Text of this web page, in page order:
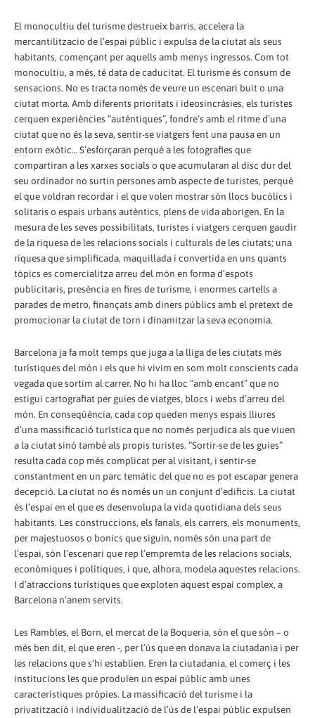
El monocultiu del turisme destrueix barris, accelera la
mercantilitzacio de l’espai públic i expulsa de la ciutat als seus
habitants, començant per aquells amb menys ingressos. Com tot
monocultiu, a més, té data de caducitat. El turisme és consum de
sensacions. No es tracta només de veure un escenari buit o una
ciutat morta. Amb diferents prioritats i ideosincràsies, els turistes
cerquen experiències “autèntiques”, fondre’s amb el ritme d’una
ciutat que no és la seva, sentir-se viatgers fent una pausa en un
entorn exòtic… S’esforçaran perquè a les fotografies que
compartiran a les xarxes socials o que acumularan al disc dur del
seu ordinador no surtin persones amb aspecte de turistes, perquè
el que voldran recordar i el que volen mostrar són llocs bucòlics i
solitaris o espais urbans autèntics, plens de vida aborigen. En la
mesura de les seves possibilitats, turistes i viatgers cerquen gaudir
de la riquesa de les relacions socials i culturals de les ciutats; una
riquesa que simplificada, maquillada i convertida en uns quants
tòpics es comercialitza arreu del món en forma d’espots
publicitaris, presència en fires de turisme, i enormes cartells a
parades de metro, finançats amb diners públics amb el pretext de
promocionar la ciutat de torn i dinamitzar la seva economia.
Barcelona ja fa molt temps que juga a la lliga de les ciutats més
turístiques del món i els que hi vivim en som molt conscients cada
vegada que sortim al carrer. No hi ha lloc “amb encant” que no
estigui cartografiat per guies de viatges, blocs i webs d’arreu del
món. En conseqüència, cada cop queden menys espais lliures
d’una massificació turística que no només perjudica als que viuen
a la ciutat sinó també als propis turistes. “Sortir-se de les guies”
resulta cada cop més complicat per al visitant, i sentir-se
constantment en un parc temàtic del que no es pot escapar genera
decepció. La ciutat no és només un un conjunt d’edificis. La ciutat
és l’espai en el que es desenvolupa la vida quotidiana dels seus
habitants. Les construccions, els fanals, els carrers, els monuments,
per majestuosos o bonics que siguin, només són una part de
l’espai, són l’escenari que rep l’empremta de les relacions socials,
econòmiques i polítiques, i que, alhora, modela aquestes relacions.
I d’atraccions turístiques que exploten aquest espai complex, a
Barcelona n’anem servits.
Les Rambles, el Born, el mercat de la Boqueria, són el que són – o
més ben dit, el que eren -, per l’ús que en donava la ciutadania i per
les relacions que s’hi establien. Eren la ciutadania, el comerç i les
institucions les que produïen un espai públic amb unes
característiques pròpies. La massificació del turisme i la
privatització i individualització de l’ús de l’espai públic expulsen